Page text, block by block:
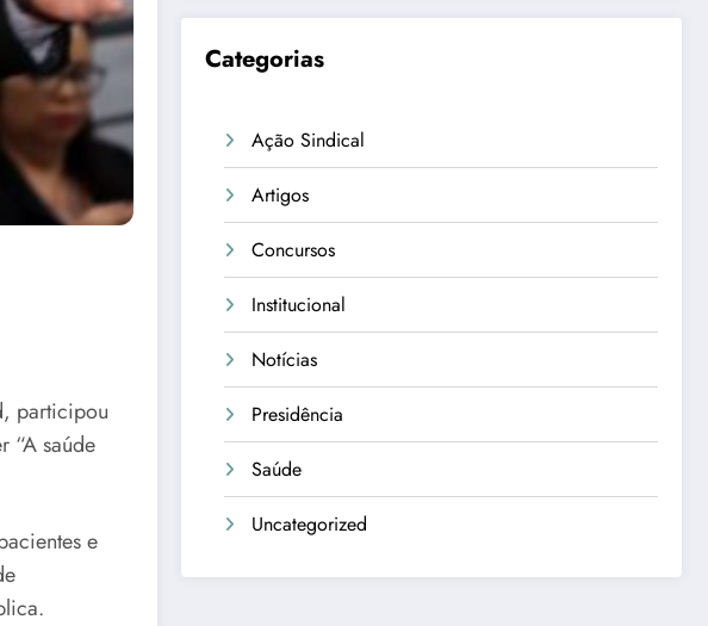
participou
“A saúde
e
Categorias
Ação Sindical
Artigos
Concursos
Institucional
Notícias
Presidência
Saúde
Uncategorized